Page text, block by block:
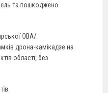
та пошкоджено
ОВА/:
дрона-камікадзе на
області; без